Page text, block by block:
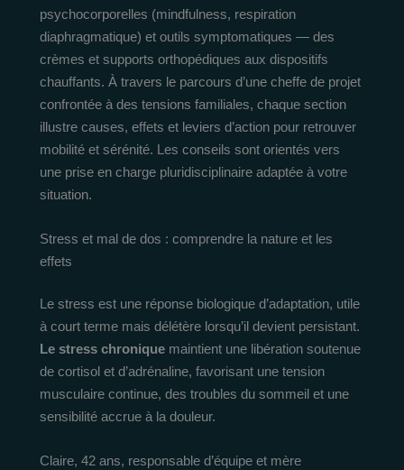
psychocorporelles (mindfulness, respiration
diaphragmatique) et outils symptomatiques — des
crèmes et supports orthopédiques aux dispositifs
chauffants. À travers le parcours d’une cheffe de projet
confrontée à des tensions familiales, chaque section
illustre causes, effets et leviers d’action pour retrouver
mobilité et sérénité. Les conseils sont orientés vers
une prise en charge pluridisciplinaire adaptée à votre
situation.
Stress et mal de dos : comprendre la nature et les
effets
Le stress est une réponse biologique d’adaptation, utile
à court terme mais délétère lorsqu’il devient persistant.
Le stress chronique maintient une libération soutenue
de cortisol et d’adrénaline, favorisant une tension
musculaire continue, des troubles du sommeil et une
sensibilité accrue à la douleur.
Claire, 42 ans, responsable d’équipe et mère